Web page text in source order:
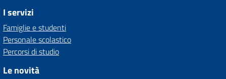
I servizi
Famiglie e studenti
Personale scolastico
Percorsi di studio
Le novità